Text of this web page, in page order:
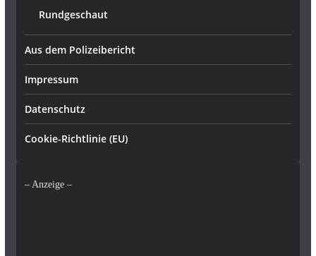
Rundgeschaut
Aus dem Polizeibericht
Impressum
Datenschutz
Cookie-Richtlinie (EU)
– Anzeige –